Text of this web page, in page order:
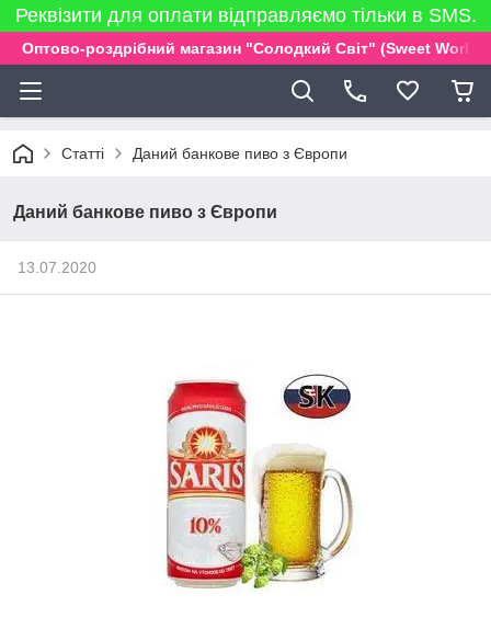
Реквізити для оплати відправляємо тільки в SMS.
Оптово-роздрібний магазин "Солодкий Світ" (Sweet World)
Статті Даний банкове пиво з Європи
Даний банкове пиво з Європи
13.07.2020